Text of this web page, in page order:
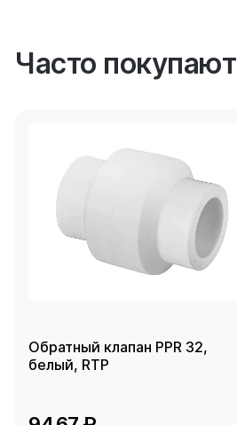
Часто покупают
Обратный клапан PPR 32,
белый, RTP